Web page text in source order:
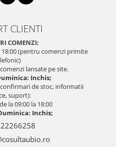
CLIENTI
COMENZI:
18:00 (pentru comenzi primite
lansate pe site.
Inchis;
de stoc, informatii
suport):
la 09:00 la 18:00
Inchis;